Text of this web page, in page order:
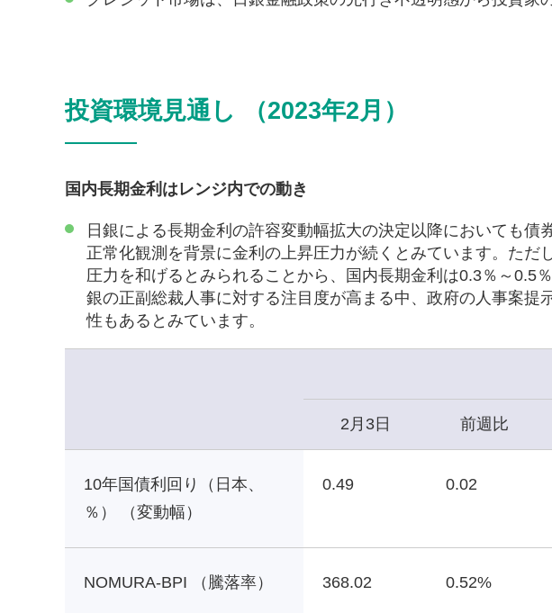
投資環境見通し （2023年2月）
国内長期金利はレンジ内での動き
日銀による長期金利の許容変動幅拡大の決定以降においても
正常化観測を背景に金利の上昇圧力が続くとみています。ただ
圧力を和げるとみられることから、国内長期金利は0.3％～0.5
銀の正副総裁人事に対する注目度が高まる中、政府の人事案提
性もあるとみています。
2月3日 前週比
10年国債利回り（日本、
％） （変動幅）
0.49 0.02
NOMURA-BPI （騰落率） 368.02 0.52%